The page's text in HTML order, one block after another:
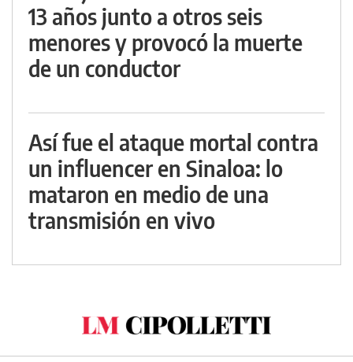
13 años junto a otros seis
menores y provocó la muerte
de un conductor
Así fue el ataque mortal contra
un influencer en Sinaloa: lo
mataron en medio de una
transmisión en vivo